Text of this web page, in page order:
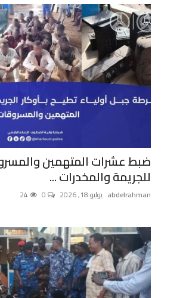
ضبط عشرات المتهمين
للجريمة والمخدرات ...
abdelrahman يوليو 18, 2026